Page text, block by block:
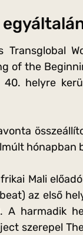
of the
helyre
hónapban
Mali
az első
A harmadik
szerepel